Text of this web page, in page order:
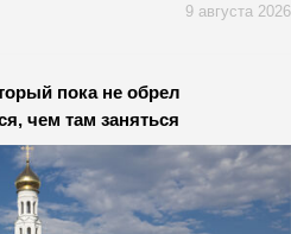
9 августа 2026
пока не обрел
чем там заняться